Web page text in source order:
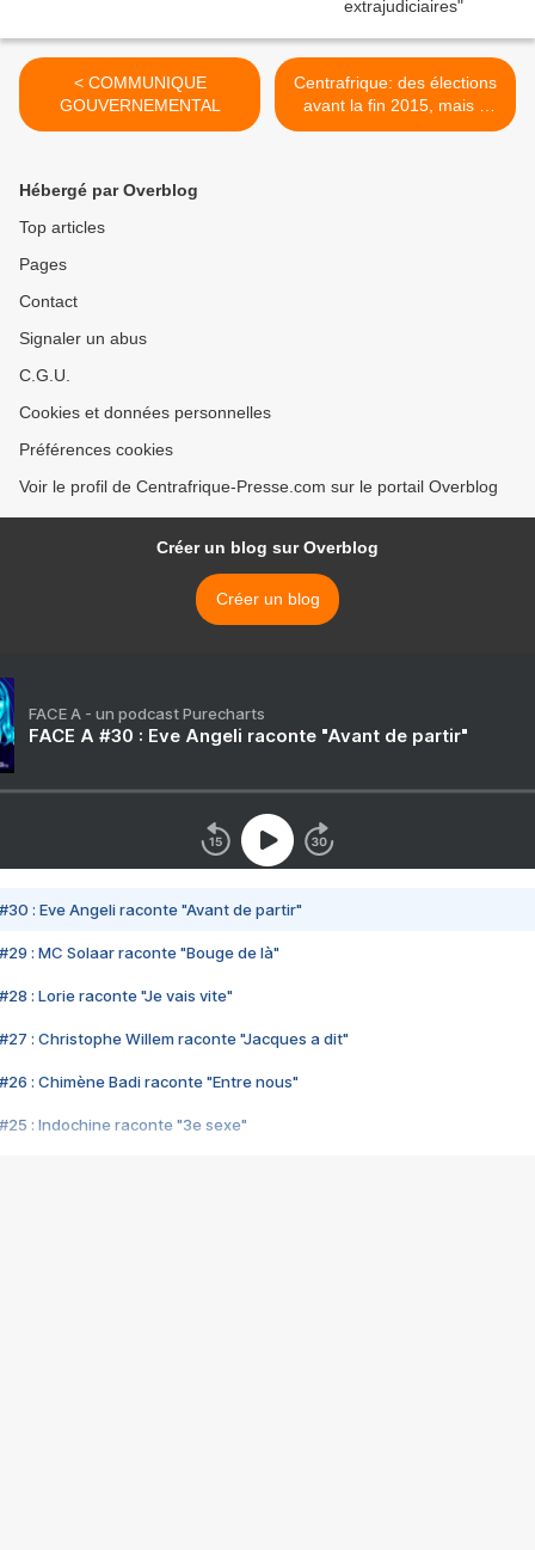
< COMMUNIQUE
GOUVERNEMENTAL
Centrafrique: des élections
avant la fin 2015, mais à
quel risque? >
Hébergé par Overblog
Top articles
Pages
Contact
Signaler un abus
C.G.U.
Cookies et données personnelles
Préférences cookies
Voir le profil de Centrafrique-Presse.com sur le portail Overblog
Créer un blog sur Overblog
Créer un blog
FACE A - un podcast Purecharts
FACE A #30 : Eve Angeli raconte "Avant de partir"
#30 : Eve Angeli raconte "Avant de partir"
#29 : MC Solaar raconte "Bouge de là"
#28 : Lorie raconte "Je vais vite"
#27 : Christophe Willem raconte "Jacques a dit"
#26 : Chimène Badi raconte "Entre nous"
#25 : Indochine raconte "3e sexe"